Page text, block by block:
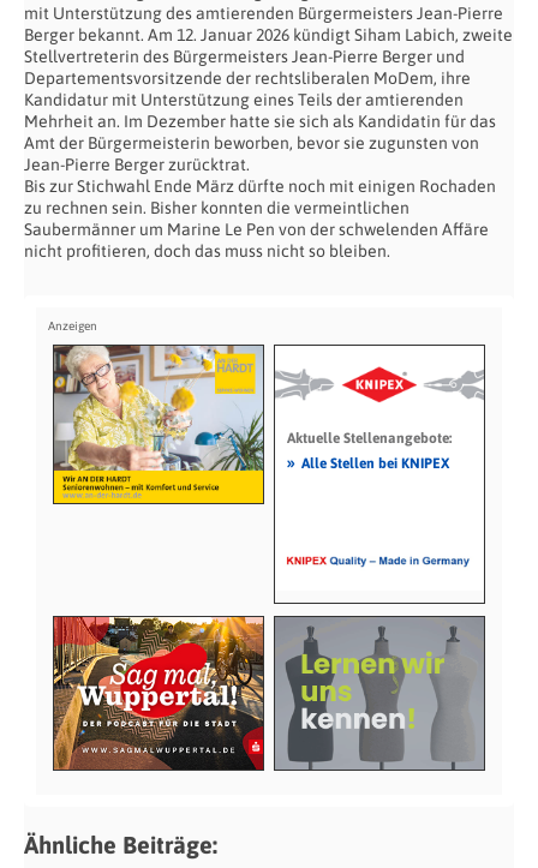
mit Unterstützung des amtierenden Bürgermeisters Jean-Pierre
Berger bekannt. Am 12. Januar 2026 kündigt Siham Labich, zweite
Stellvertreterin des Bürgermeisters Jean-Pierre Berger und
Departementsvorsitzende der rechtsliberalen MoDem, ihre
Kandidatur mit Unterstützung eines Teils der amtierenden
Mehrheit an. Im Dezember hatte sie sich als Kandidatin für das
Amt der Bürgermeisterin beworben, bevor sie zugunsten von
Jean-Pierre Berger zurücktrat.
Bis zur Stichwahl Ende März dürfte noch mit einigen Rochaden
zu rechnen sein. Bisher konnten die vermeintlichen
Saubermänner um Marine Le Pen von der schwelenden Affäre
nicht profitieren, doch das muss nicht so bleiben.
Aktuelle Stellenangebote:
» Alle Stellen bei KNIPEX
Ähnliche Beiträge: